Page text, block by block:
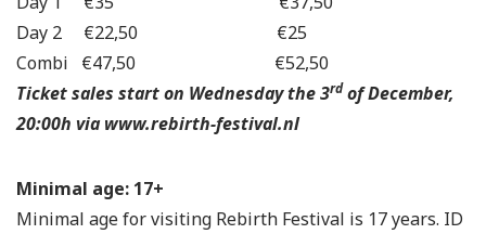
Day 2 €22,50 €25
Combi €47,50 €52,50
Ticket sales start on Wednesday the 3rd of December,
20:00h via www.rebirth-festival.nl
Minimal age: 17+
Minimal age for visiting Rebirth Festival is 17 years. ID